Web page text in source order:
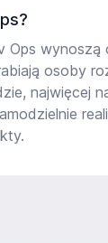
Ops wynoszą
osoby
najwięcej